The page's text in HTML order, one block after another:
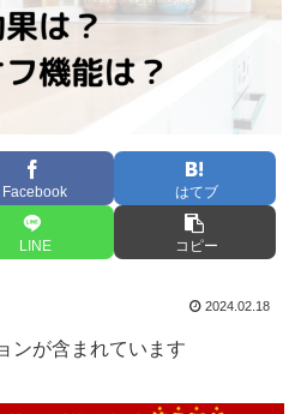
Facebook はてブ
LINE コピー
2024.02.18
ンが含まれています